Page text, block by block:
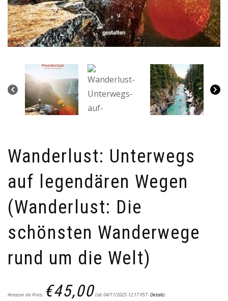
Wanderlust: Unterwegs
auf legendären Wegen
(Wanderlust: Die
schönsten Wanderwege
rund um die Welt)
Amazon.de Preis: €45,00(ab 04/11/2025 12:17 PST-Details)